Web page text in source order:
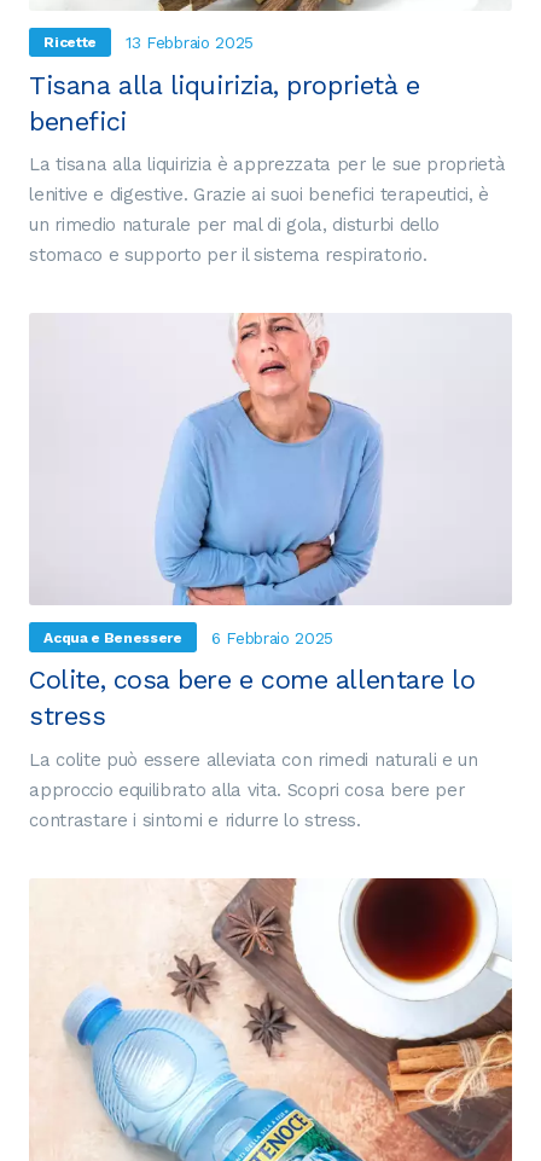
Ricette 13 Febbraio 2025
Tisana alla liquirizia, proprietà e
benefici
La tisana alla liquirizia è apprezzata per le sue proprietà
lenitive e digestive. Grazie ai suoi benefici terapeutici, è
un rimedio naturale per mal di gola, disturbi dello
stomaco e supporto per il sistema respiratorio.
Acqua e Benessere 6 Febbraio 2025
Colite, cosa bere e come allentare lo
stress
La colite può essere alleviata con rimedi naturali e un
approccio equilibrato alla vita. Scopri cosa bere per
contrastare i sintomi e ridurre lo stress.